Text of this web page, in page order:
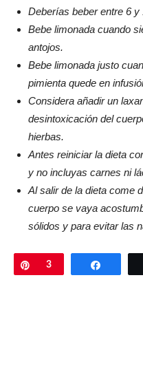
Deberías beber entre 6
Bebe limonada cuando
antojos.
Bebe limonada justo
pimienta quede en
Considera añadir un
desintoxicación del
hierbas.
Antes reiniciar la dieta
y no incluyas carnes ni
Al salir de la dieta come
cuerpo se vaya
sólidos y para evitar las
Pin
3